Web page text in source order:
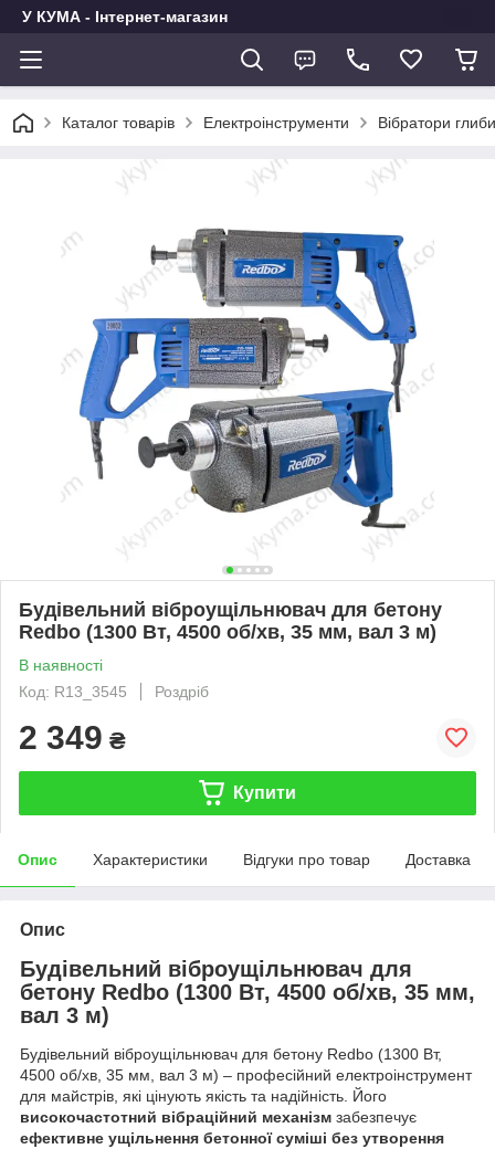
У КУМА - Інтернет-магазин
Каталог товарів Електроінструменти Вібратори
Будівельний віброущільнювач для бетону
Redbo (1300 Вт, 4500 об/хв, 35 мм, вал 3 м)
В наявності
Код: R13_3545
Роздріб
2 349 ₴
Купити
Опис Характеристики Відгуки про товар Доставка
Опис
Будівельний віброущільнювач для
бетону Redbo (1300 Вт, 4500 об/хв, 35 мм,
вал 3 м)
Будівельний віброущільнювач для бетону Redbo (1300 Вт,
4500 об/хв, 35 мм, вал 3 м) – професійний електроінструмент
для майстрів, які цінують якість та надійність. Його
високочастотний вібраційний механізм забезпечує
ефективне ущільнення бетонної суміші без утворення